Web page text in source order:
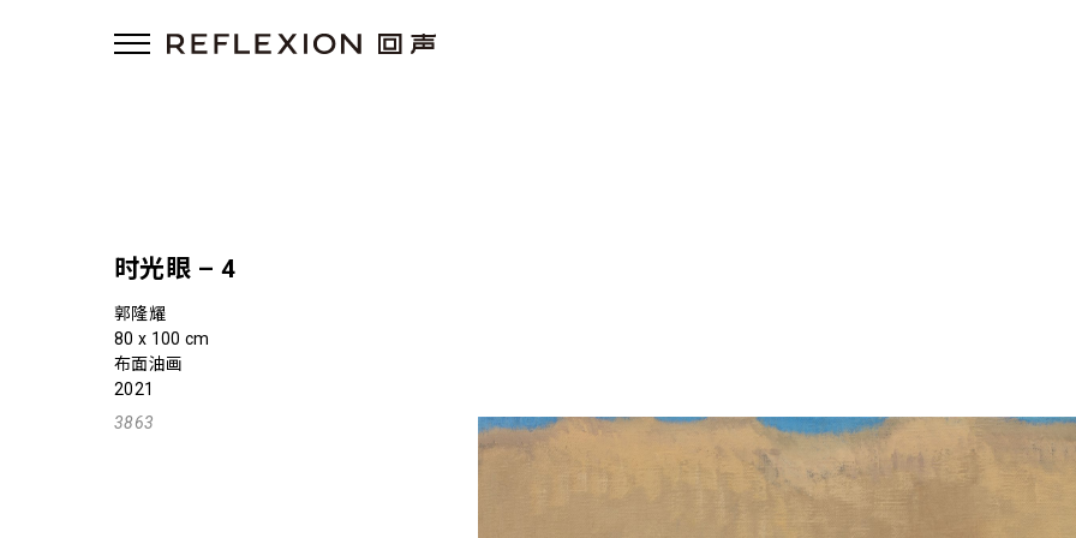
时光眼 – 4
郭隆耀
80 x 100 cm
布面油画
2021
3863